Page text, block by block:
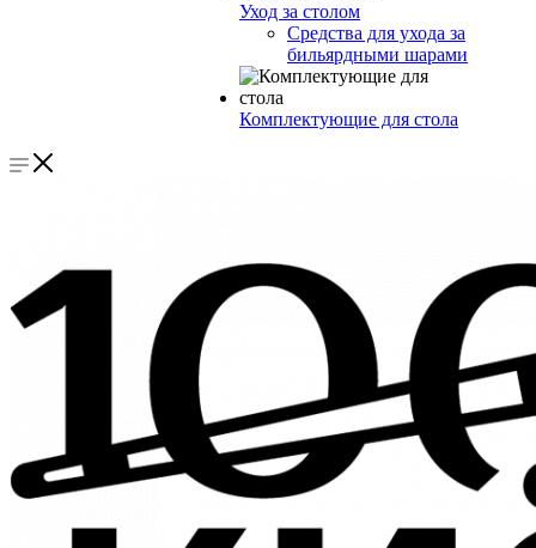
Уход за столом
Средства для ухода за
бильярдными шарами
Комплектующие для стола